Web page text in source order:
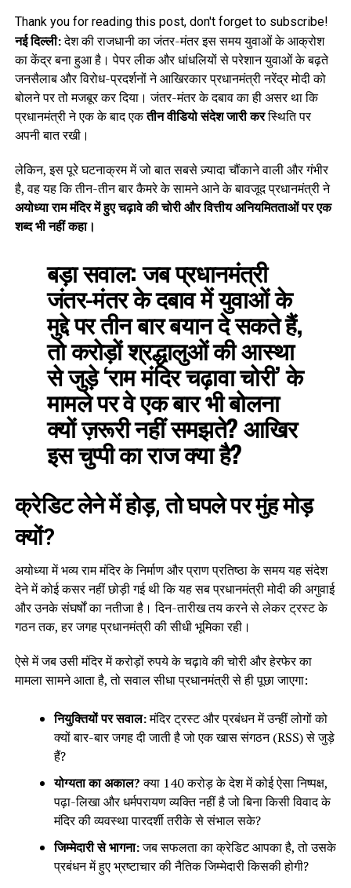
Thank you for reading this post, don't forget to subscribe!
नई दिल्ली:देश की राजधानी का जंतर-मंतर इस समय युवाओं के आक्रोश
का केंद्र बना हुआ है। पेपर लीक और धांधलियों से परेशान युवाओं के बढ़ते
जनसैलाब और विरोध-प्रदर्शनों ने आखिरकार प्रधानमंत्री नरेंद्र मोदी को
बोलने पर तो मजबूर कर दिया। जंतर-मंतर के दबाव का ही असर था कि
प्रधानमंत्री ने एक के बाद एकतीन वीडियो संदेश जारी करस्थिति पर
अपनी बात रखी।
लेकिन, इस पूरे घटनाक्रम में जो बात सबसे ज़्यादा चौंकाने वाली और गंभीर
है, वह यह कि तीन-तीन बार कैमरे के सामने आने के बावजूद प्रधानमंत्री ने
अयोध्या राम मंदिर में हुए चढ़ावे की चोरी और वित्तीय अनियमितताओं पर एक
शब्द भी नहीं कहा।
बड़ा सवाल:जब प्रधानमंत्री
जंतर-मंतर के दबाव में युवाओं के
मुद्दे पर तीन बार बयान दे सकते हैं,
तो करोड़ों श्रद्धालुओं की आस्था
से जुड़े ‘राम मंदिर चढ़ावा चोरी’ के
मामले पर वे एक बार भी बोलना
क्यों ज़रूरी नहीं समझते? आखिर
इस चुप्पी का राज क्या है?
क्रेडिट लेने में होड़, तो घपले पर मुंह मोड़
क्यों?
अयोध्या में भव्य राम मंदिर के निर्माण और प्राण प्रतिष्ठा के समय यह संदेश
देने में कोई कसर नहीं छोड़ी गई थी कि यह सब प्रधानमंत्री मोदी की अगुवाई
और उनके संघर्षों का नतीजा है। दिन-तारीख तय करने से लेकर ट्रस्ट के
गठन तक, हर जगह प्रधानमंत्री की सीधी भूमिका रही।
ऐसे में जब उसी मंदिर में करोड़ों रुपये के चढ़ावे की चोरी और हेरफेर का
मामला सामने आता है, तो सवाल सीधा प्रधानमंत्री से ही पूछा जाएगा:
नियुक्तियों पर सवाल:मंदिर ट्रस्ट और प्रबंधन में उन्हीं लोगों को
क्यों बार-बार जगह दी जाती है जो एक खास संगठन (RSS) से जुड़े
हैं?
योग्यता का अकाल?क्या 140 करोड़ के देश में कोई ऐसा निष्पक्ष,
पढ़ा-लिखा और धर्मपरायण व्यक्ति नहीं है जो बिना किसी विवाद के
मंदिर की व्यवस्था पारदर्शी तरीके से संभाल सके?
जिम्मेदारी से भागना:जब सफलता का क्रेडिट आपका है, तो उसके
प्रबंधन में हुए भ्रष्टाचार की नैतिक जिम्मेदारी किसकी होगी?